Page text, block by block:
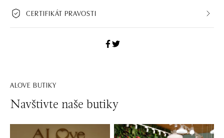
CERTIFIKÁT PRAVOSTI
ALOVE BUTIKY
Navštivte naše butiky